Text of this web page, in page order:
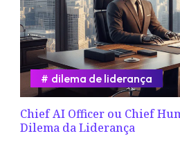
Chief AI Officer ou Chief
Dilema da Liderança
dilema de liderança